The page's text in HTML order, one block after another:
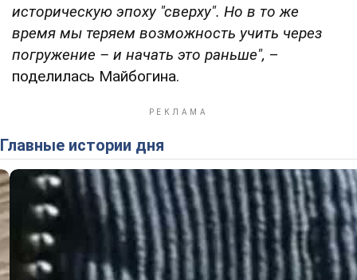
историческую эпоху "сверху". Но в то же
время мы теряем возможность учить через
погружение – и начать это раньше", –
поделилась Майбогина.
Главные истории дня